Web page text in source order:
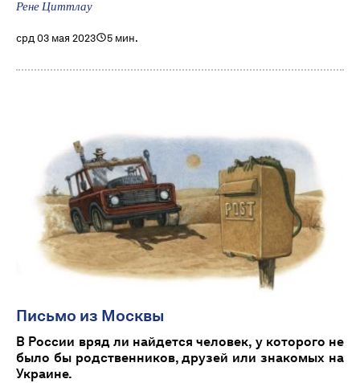
Рене Циттлау
срд 03 мая 2023 5 мин.
Письмо из Москвы
В России вряд ли найдется человек, у которого не
было бы родственников, друзей или знакомых на
Украине.